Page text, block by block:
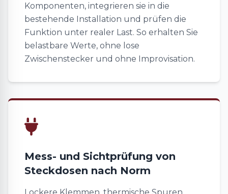
Komponenten, integrieren sie in die
bestehende Installation und prüfen die
Funktion unter realer Last. So erhalten Sie
belastbare Werte, ohne lose
Zwischenstecker und ohne Improvisation.
Mess- und Sichtprüfung von
Steckdosen nach Norm